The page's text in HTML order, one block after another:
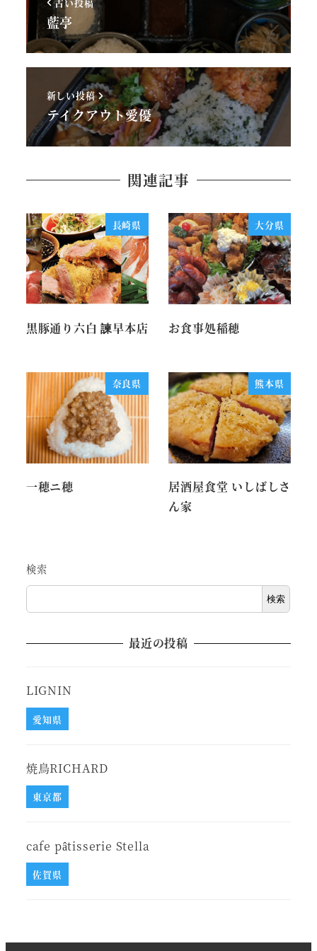
藍亭
新しい投稿
テイクアウト愛優
関連記事
長崎県
黒豚通り六白 諫早本店
大分県
お食事処稲穂
奈良県
一穂ニ穂
熊本県
居酒屋食堂 いしばしさ
ん家
検索
検索
最近の投稿
LIGNIN
愛知県
焼鳥RICHARD
東京都
cafe pâtisserie Stella
佐賀県